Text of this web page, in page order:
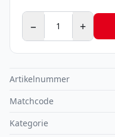
− +
Artikelnummer
Matchcode
Kategorie